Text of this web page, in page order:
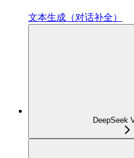
文本生成（对话补全）
DeepSeek